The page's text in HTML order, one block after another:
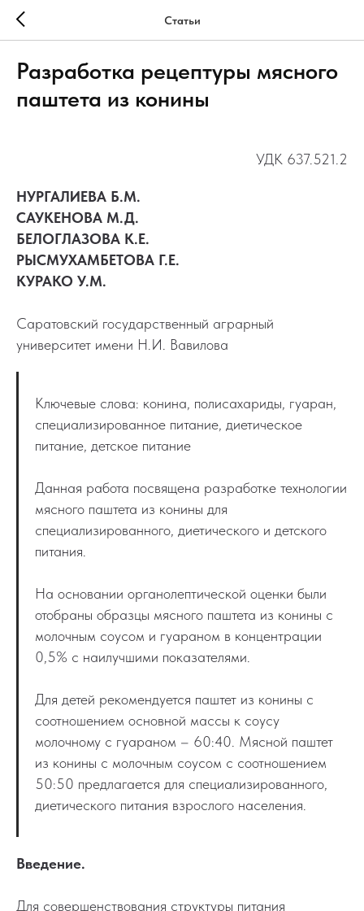
Статьи
Разработка рецептуры мясного
паштета из конины
УДК 637.521.2
НУРГАЛИЕВА Б.М.
САУКЕНОВА М.Д.
БЕЛОГЛАЗОВА К.Е.
РЫСМУХАМБЕТОВА Г.Е.
КУРАКО У.М.
Саратовский государственный аграрный
университет имени Н.И. Вавилова
Ключевые слова: конина, полисахариды, гуаран,
специализированное питание, диетическое
питание, детское питание
Данная работа посвящена разработке технологии
мясного паштета из конины для
специализированного, диетического и детского
питания.
На основании органолептической оценки были
отобраны образцы мясного паштета из конины с
молочным соусом и гуараном в концентрации
0,5% с наилучшими показателями.
Для детей рекомендуется паштет из конины с
соотношением основной массы к соусу
молочному с гуараном – 60:40. Мясной паштет
из конины с молочным соусом с соотношением
50:50 предлагается для специализированного,
диетического питания взрослого населения.
Введение.
Для совершенствования структуры питания